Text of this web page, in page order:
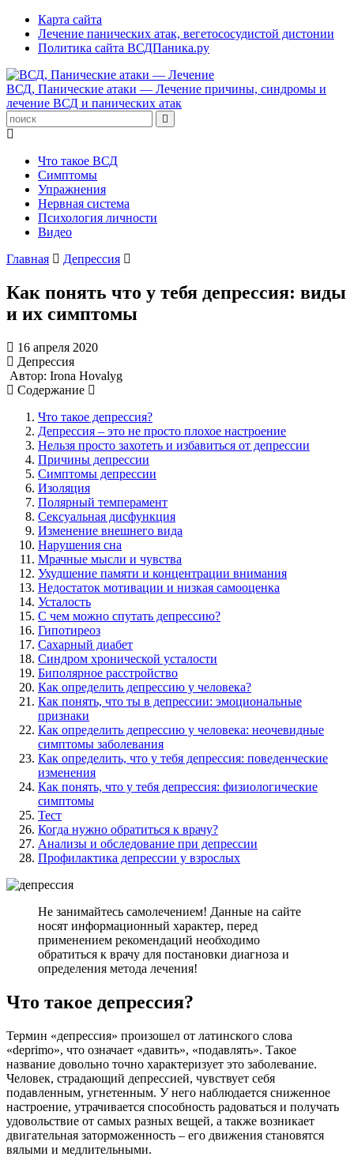
Карта сайта
Лечение панических атак, вегетососудистой дистонии
Политика сайта ВСДПаника.ру
ВСД, Панические атаки — Лечение причины, синдромы и
лечение ВСД и панических атак
Что такое ВСД
Симптомы
Упражнения
Нервная система
Психология личности
Видео
Главная
Депрессия
Как понять что у тебя депрессия: виды
и их симптомы
16 апреля 2020
Депрессия
Автор: Irona Hovalyg
Содержание
Что такое депрессия?
Депрессия – это не просто плохое настроение
Нельзя просто захотеть и избавиться от депрессии
Причины депрессии
Симптомы депрессии
Изоляция
Полярный темперамент
Сексуальная дисфункция
Изменение внешнего вида
Нарушения сна
Мрачные мысли и чувства
Ухудшение памяти и концентрации внимания
Недостаток мотивации и низкая самооценка
Усталость
С чем можно спутать депрессию?
Гипотиреоз
Сахарный диабет
Синдром хронической усталости
Биполярное расстройство
Как определить депрессию у человека?
Как понять, что ты в депрессии: эмоциональные
признаки
Как определить депрессию у человека: неочевидные
симптомы заболевания
Как определить, что у тебя депрессия: поведенческие
изменения
Как понять, что у тебя депрессия: физиологические
симптомы
Тест
Когда нужно обратиться к врачу?
Анализы и обследование при депрессии
Профилактика депрессии у взрослых
Не занимайтесь самолечением! Данные на сайте
носят информационный характер, перед
применением рекомендаций необходимо
обратиться к врачу для постановки диагноза и
определения метода лечения!
Что такое депрессия?
Термин «депрессия» произошел от латинского слова
«deprimo», что означает «давить», «подавлять». Такое
название довольно точно характеризует это заболевание.
Человек, страдающий депрессией, чувствует себя
подавленным, угнетенным. У него наблюдается сниженное
настроение, утрачивается способность радоваться и получать
удовольствие от самых разных вещей, а также возникает
двигательная заторможенность – его движения становятся
вялыми и медлительными.